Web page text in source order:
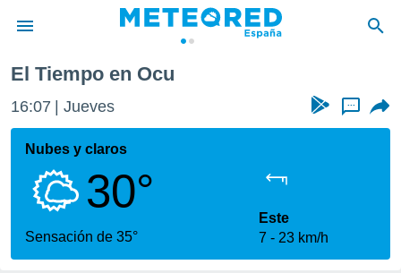
de
por
que se
calidad.
a este
las
El Tiempo en Ocu
16:07 Jueves ...
Nubes y claros
30°
Sensación de 35°
Este
7
23 km/h